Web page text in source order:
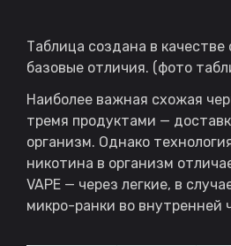
Таблица создана в качестве
базовые отличия. (фото
Наиболее важная схожая
тремя продуктами —
организм. Однако
никотина в организм
VAPE — через легкие, в
микро-ранки во внутренней